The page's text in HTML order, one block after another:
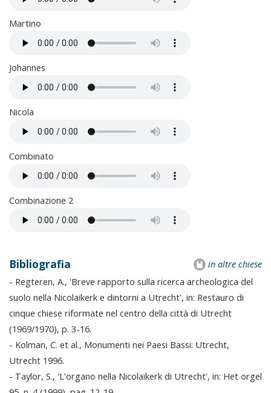
Martino
Johannes
Nicola
Combinato
Combinazione 2
in altre chiese
Bibliografia
- Regteren, A., 'Breve rapporto sulla ricerca archeologica del
suolo nella Nicolaïkerk e dintorni a Utrecht', in: Restauro di
cinque chiese riformate nel centro della città di Utrecht
(1969/1970), p. 3-16.
- Kolman, C. et al., Monumenti nei Paesi Bassi: Utrecht,
Utrecht 1996.
- Taylor, S., 'L'organo nella Nicolaïkerk di Utrecht', in: Het orgel